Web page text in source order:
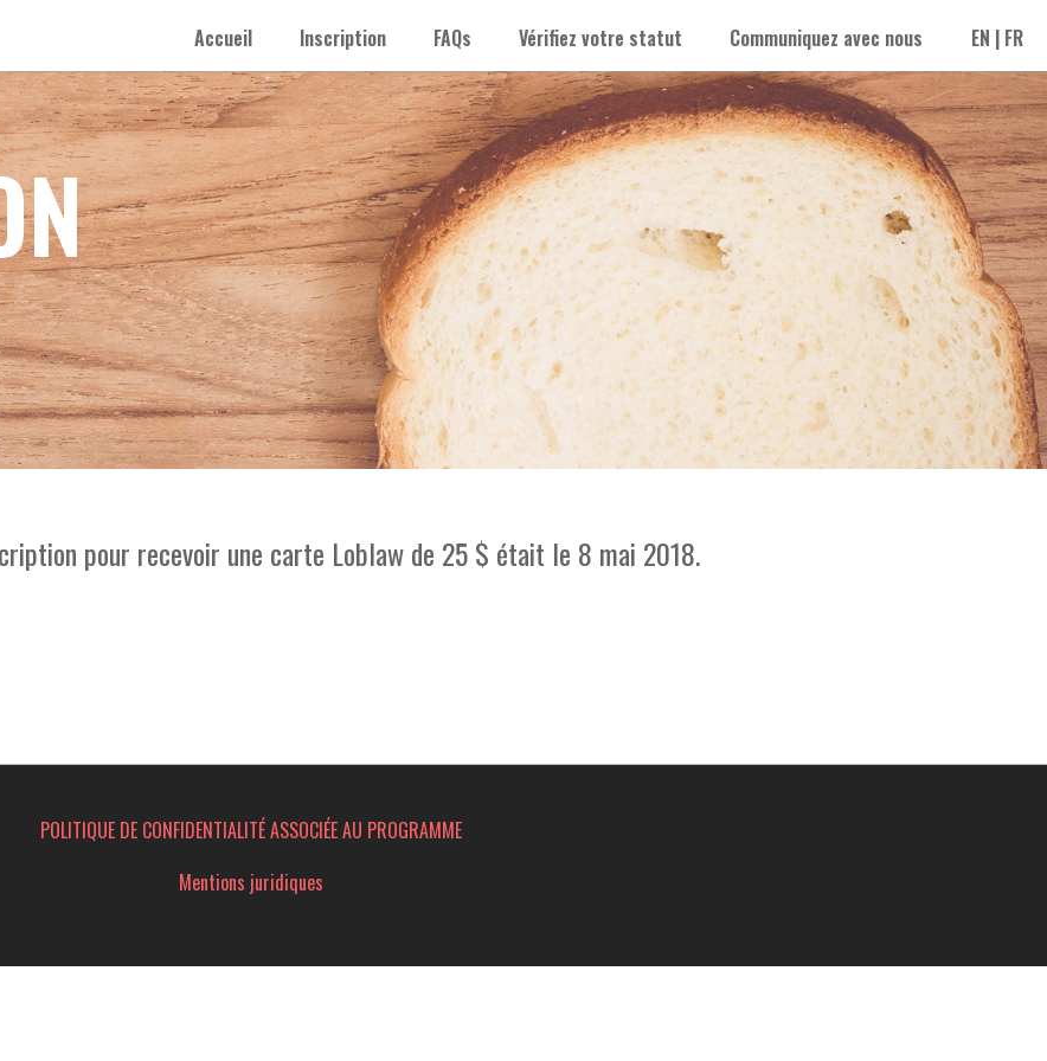
Accueil Inscription FAQs Vérifiez votre statut Communiquez avec nous EN | FR
pour recevoir une carte Loblaw de 25 $ était le 8 mai 2018.
POLITIQUE DE CONFIDENTIALITÉ ASSOCIÉE AU PROGRAMME
Mentions juridiques